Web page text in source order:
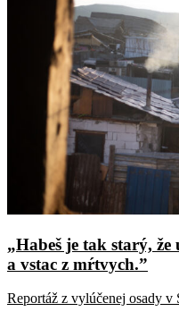
„Habeš je tak starý,
a vstac z mŕtvych.”
Reportáž z vylúčenej osady v